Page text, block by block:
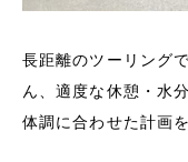
長距離のツーリング
ん、適度な休憩・水
体調に合わせた計画